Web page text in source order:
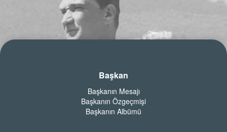
Başkan
Başkanın Mesajı
Başkanın Özgeçmişi
Başkanın Albümü